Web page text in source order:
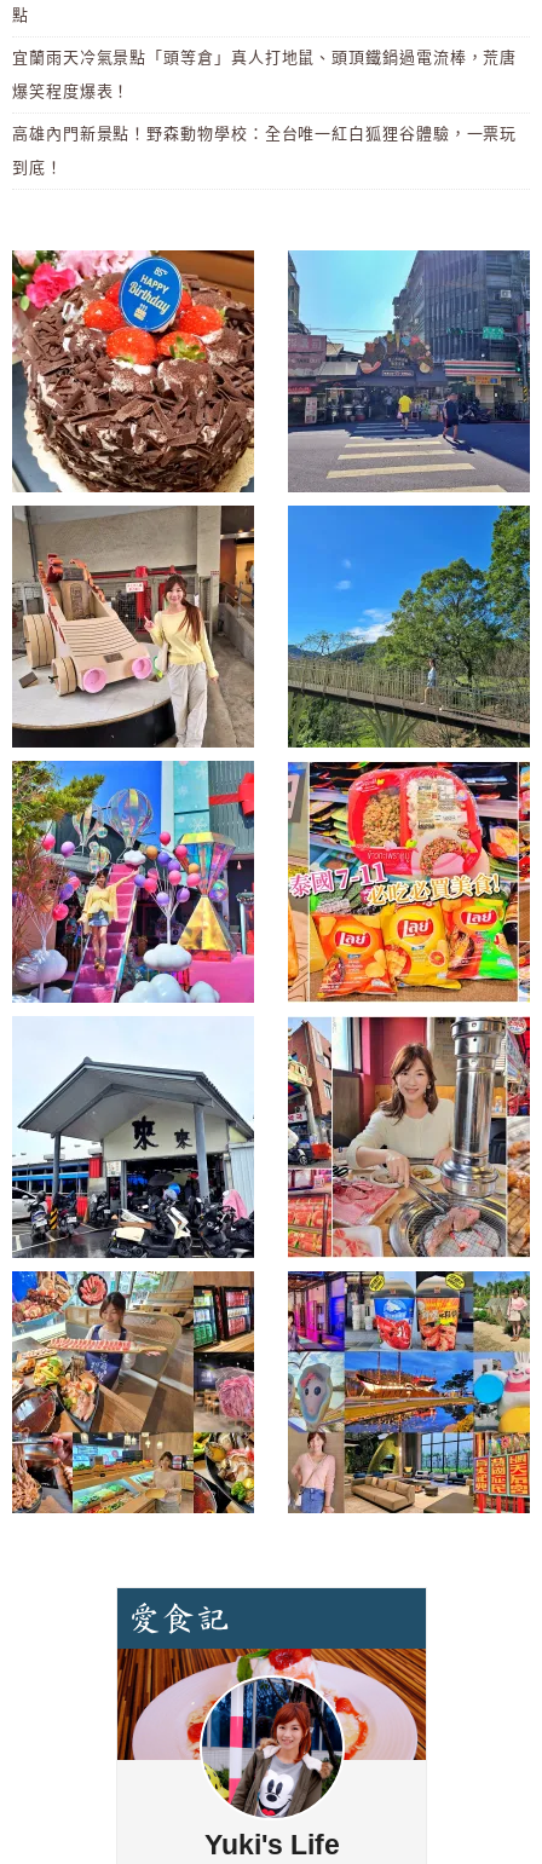
點
宜蘭雨天冷氣景點「頭等倉」真人打地鼠、頭頂鐵鍋過電流棒，荒唐
爆笑程度爆表！
高雄內門新景點！野森動物學校：全台唯一紅白狐狸谷體驗，一票玩
到底！